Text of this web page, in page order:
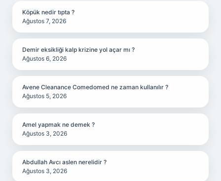
Köpük nedir tıpta ?
Ağustos 7, 2026
Demir eksikliği kalp krizine yol açar mı ?
Ağustos 6, 2026
Avene Cleanance Comedomed ne zaman kullanılır ?
Ağustos 5, 2026
Amel yapmak ne demek ?
Ağustos 3, 2026
Abdullah Avcı aslen nerelidir ?
Ağustos 3, 2026